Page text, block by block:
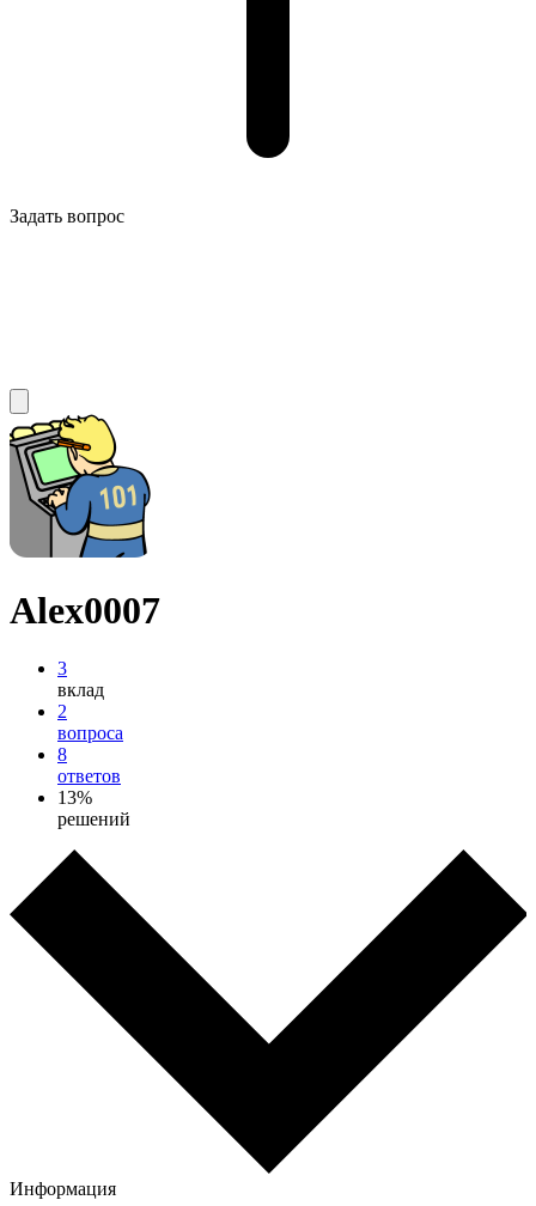
Задать вопрос
Alex0007
3
вклад
2
вопроса
8
ответов
13%
решений
Информация